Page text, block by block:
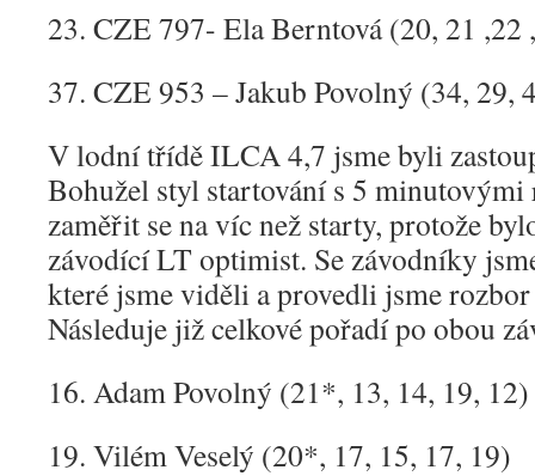
23. CZE 797- Ela Berntová (20, 21 ,22
37. CZE 953 – Jakub Povolný (34, 29,
V lodní třídě ILCA 4,7 jsme byli
Bohužel styl startování s 5
zaměřit se na víc než starty, protože
závodící LT optimist. Se závodníky
které jsme viděli a provedli jsme
Následuje již celkové pořadí po obou
16. Adam Povolný (21*, 13, 14, 19, 12)
19. Vilém Veselý (20*, 17, 15, 17, 19)